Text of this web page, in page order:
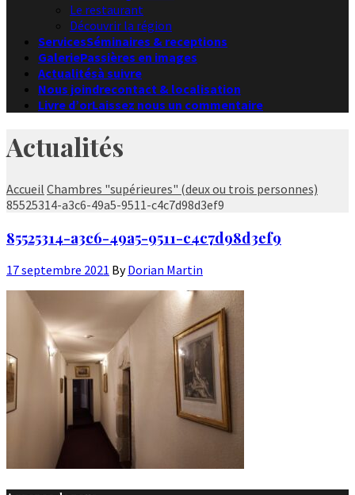
Le restaurant
Découvrir la région
ServicesSéminaires & receptions
GaleriePassières en images
Actualitésà suivre
Nous joindrecontact & localisation
Livre d’orLaissez nous un commentaire
Actualités
Accueil Chambres "supérieures" (deux ou trois personnes)
85525314-a3c6-49a5-9511-c4c7d98d3ef9
85525314-a3c6-49a5-9511-c4c7d98d3ef9
17 septembre 2021 ByDorian Martin